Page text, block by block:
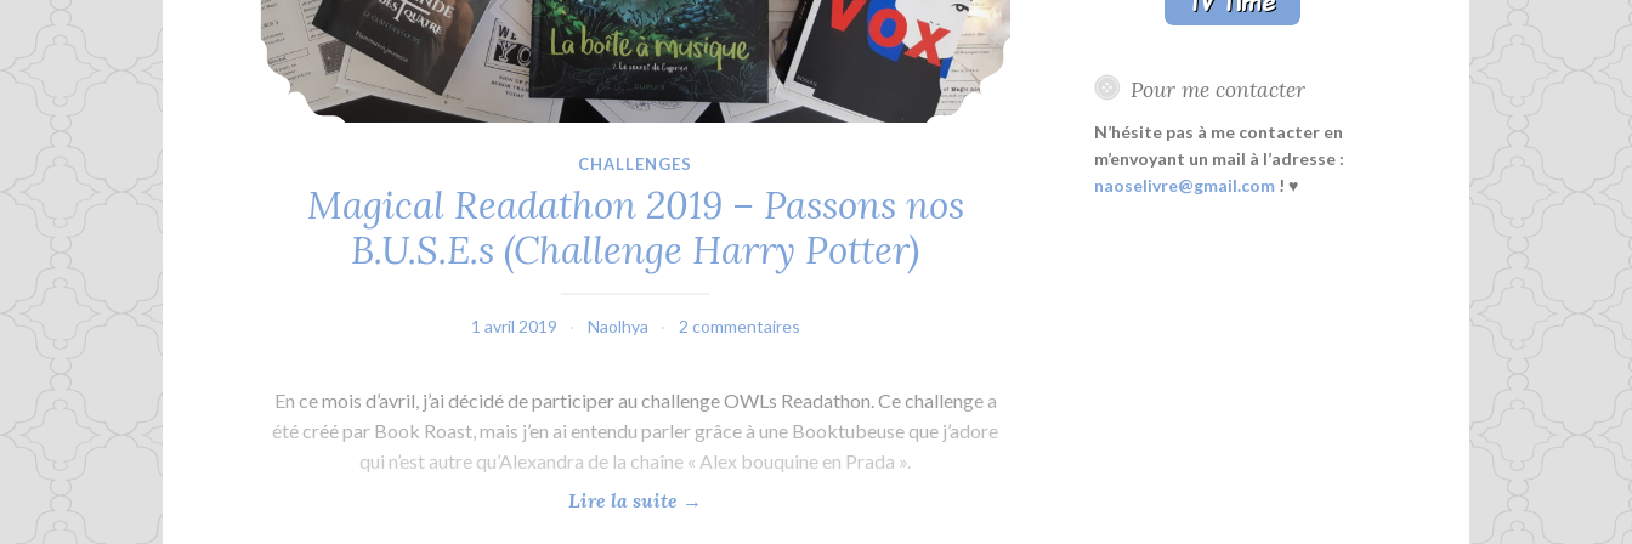
9
–
P
a
s
o
n
s
o
.
S
.
P
CHALLENGES
Magical Readathon 2019 – Passons nos
B.U.S.E.s (Challenge Harry Potter)
1 avril 2019 Naolhya 2 commentaires
En ce mois d’avril, j’ai décidé de participer au challenge OWLs Readathon. Ce challenge a
été créé par Book Roast, mais j’en ai entendu parler grâce à une Booktubeuse que j’adore
qui n’est autre qu’Alexandra de la chaîne « Alex bouquine en Prada ».
Lire la suite «→
Pour me contacter
N’hésite pas à me contacter en
m’envoyant un mail à l’adresse :
naoselivre@gmail.com! ♥